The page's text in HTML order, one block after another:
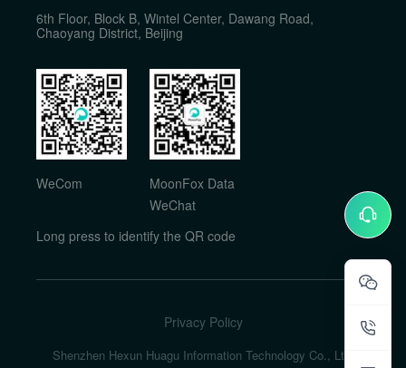
6th Floor, Block B, Wintel Center, Dawang Road,
Chaoyang District, Beijing
WeCom
MoonFox Data
WeChat
Long press to identify the QR code
Privacy Policy
Shenzhen Hexun Huagu Information Technology Co., Ltd.